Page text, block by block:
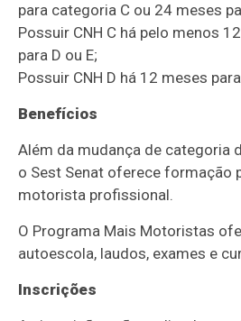
para categoria C ou 24 meses
Possuir CNH C há pelo menos
para D ou E;
Possuir CNH D há 12 meses
Benefícios
Além da mudança de categoria
o Sest Senat oferece formação
motorista profissional.
O Programa Mais Motoristas
autoescola, laudos, exames e
Inscrições